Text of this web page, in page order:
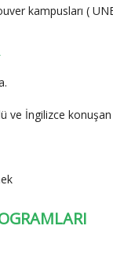
kampusları (
ve İngilizce